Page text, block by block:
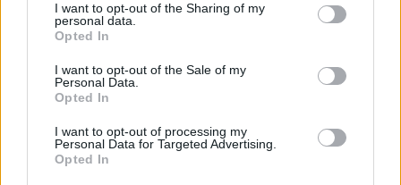
I want to opt-out of the Sharing of my
personal data.
Opted In
I want to opt-out of the Sale of my
Personal Data.
Opted In
I want to opt-out of processing my
Personal Data for Targeted Advertising.
Opted In
HIRDETÉS
HIRDETÉS
HIRDETÉS